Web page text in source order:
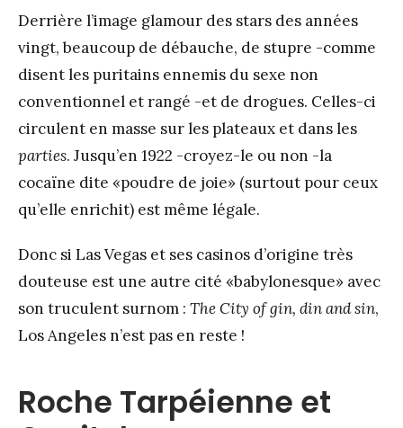
Derrière l’image glamour des stars des années
vingt, beaucoup de débauche, de stupre -comme
disent les puritains ennemis du sexe non
conventionnel et rangé -et de drogues. Celles-ci
circulent en masse sur les plateaux et dans les
parties. Jusqu’en 1922 -croyez-le ou non -la
cocaïne dite «poudre de joie» (surtout pour ceux
qu’elle enrichit) est même légale.
Donc si Las Vegas et ses casinos d’origine très
douteuse est une autre cité «babylonesque» avec
son truculent surnom : The City of gin, din and sin,
Los Angeles n’est pas en reste !
Roche Tarpéienne et